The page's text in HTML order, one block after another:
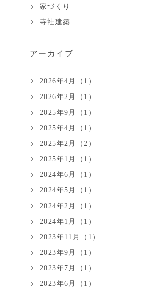
家づくり
寺社建築
アーカイブ
2026年4月（1）
2026年2月（1）
2025年9月（1）
2025年4月（1）
2025年2月（2）
2025年1月（1）
2024年6月（1）
2024年5月（1）
2024年2月（1）
2024年1月（1）
2023年11月（1）
2023年9月（1）
2023年7月（1）
2023年6月（1）